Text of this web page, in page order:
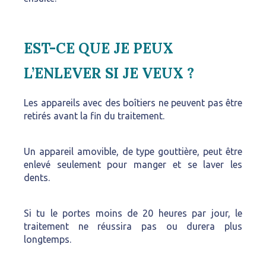
EST-CE QUE JE PEUX
L’ENLEVER SI JE VEUX ?
Les appareils avec des boîtiers ne peuvent pas être
retirés avant la fin du traitement.
Un appareil amovible, de type gouttière, peut être
enlevé seulement pour manger et se laver les
dents.
Si tu le portes moins de 20 heures par jour, le
traitement ne réussira pas ou durera plus
longtemps.